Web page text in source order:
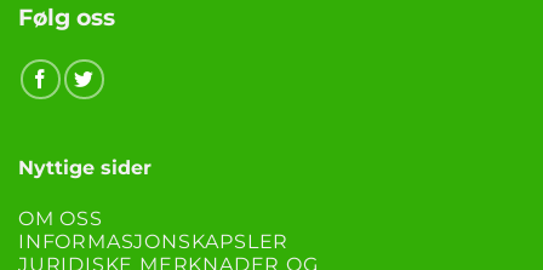
Følg oss
Nyttige sider
OM OSS
INFORMASJONSKAPSLER
JURIDISKE MERKNADER OG